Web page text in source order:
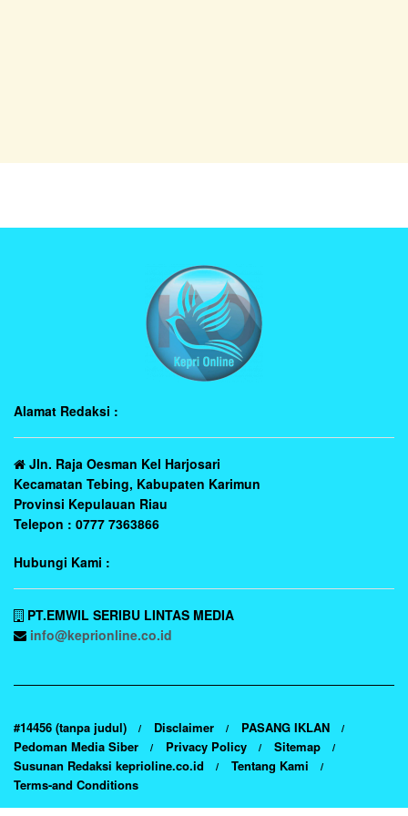
Alamat Redaksi :
Jln. Raja Oesman Kel Harjosari
Kecamatan Tebing, Kabupaten Karimun
Provinsi Kepulauan Riau
Telepon : 0777 7363866
Hubungi Kami :
PT.EMWIL SERIBU LINTAS MEDIA
info@keprionline.co.id
#14456 (tanpa judul) Disclaimer
PASANG IKLAN
Pedoman Media Siber
Privacy Policy
Sitemap
Susunan Redaksi keprioline.co.id
Tentang Kami
Terms-and Conditions